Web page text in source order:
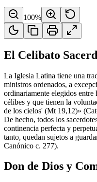
100%
El Celibato
La Iglesia Latina tiene una
ministros ordenados, a
ordinariamente elegidos
célibes y que tienen la
de los cielos' (Mt 19,12)»
De hecho, todos los
continencia perfecta y
tanto, quedan sujetos a
Canónico c. 277).
Don de Dios y